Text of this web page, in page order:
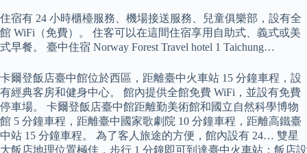
住宿有 24 小時櫃檯服務、機場接送服務、兒童俱樂部，設有全
館 WiFi（免費）。 住客可以在這間住宿享用自助式、義式或美
式早餐。 臺中住宿 Norway Forest Travel hotel 1 Taichung…
卡爾登飯店臺中館位於西區，距離臺中火車站 15 分鐘車程，設
有經典客房和健身中心。 館內提供全館免費 WiFi，並設有免費
停車場。 卡爾登飯店臺中館距離勤美術館和國立自然科學博物
館 5 分鐘車程，距離臺中國家歌劇院 10 分鐘車程，距離高鐵臺
中站 15 分鐘車程。 為了客人旅途的方便，館內設有 24… 雙星
大飯店地理位置極佳，步行 1 分鐘即可到達臺中火車站；飯店設